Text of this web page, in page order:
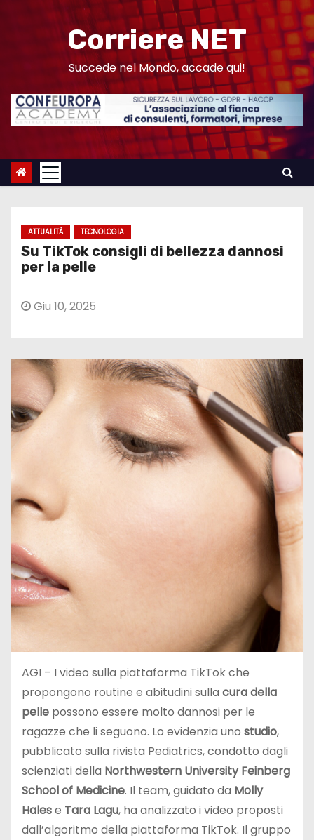
n
Corriere NET
Succede nel Mondo, accade qui!
ATTUALITÀ TECNOLOGIA
Su TikTok consigli di bellezza dannosi
per la pelle
Giu 10, 2025
AGI – I video sulla piattaforma TikTok che
propongono routine e abitudini sulla cura della
pelle possono essere molto dannosi per le
ragazze che li seguono. Lo evidenzia uno studio,
pubblicato sulla rivista Pediatrics, condotto dagli
scienziati della Northwestern University Feinberg
School of Medicine. Il team, guidato da Molly
Halese Tara Lagu, ha analizzato i video proposti
dall’algoritmo della piattaforma TikTok. Il gruppo